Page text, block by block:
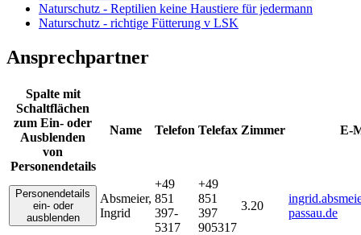
Naturschutz - Reptilien keine Haustiere für jedermann
Naturschutz - richtige Fütterung v LSK
Ansprechpartner
Spalte mit
Schaltflächen
zum Ein- oder
Ausblenden
von
Personendetails
Name Telefon Telefax Zimmer E-
Personendetails
ein- oder
ausblenden
Absmeier,
Ingrid
+49
851
397-
5317
+49
851
397
905317
3.20
passau.de